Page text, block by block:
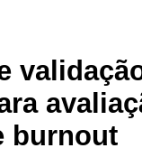
burnout